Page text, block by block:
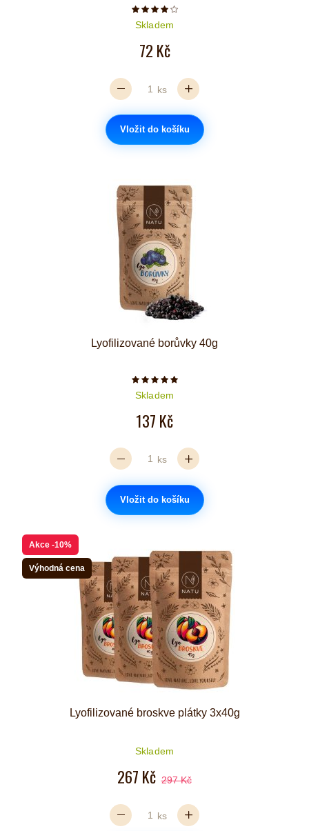
Počet hvězdiček je 4 z 5
Skladem
72 Kč
ks
Vložit do košíku
Lyofilizované borůvky 40g
Počet hvězdiček je 5 z 5
Skladem
137 Kč
ks
Vložit do košíku
Akce -10%
Výhodná cena
Lyofilizované broskve plátky 3x40g
Skladem
267 Kč 297 Kč
ks